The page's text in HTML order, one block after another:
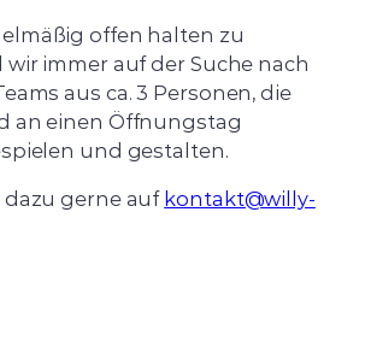
offen halten zu
wir immer auf der Suche nach
aus ca. 3 Personen, die
an einen Öffnungstag
und gestalten.
gerne auf kontakt@willy-